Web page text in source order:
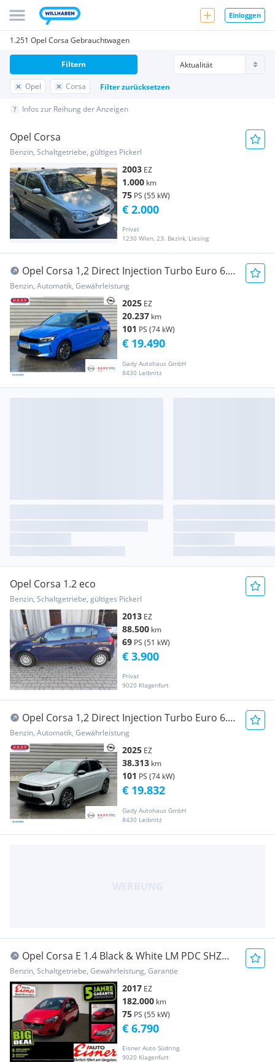
Einloggen
1.251 Opel Corsa Gebrauchtwagen
Opel Corsa Filter zurücksetzen
Filtern
Infos zur Reihung der Anzeigen
Opel Corsa
Benzin, Schaltgetriebe, gültiges Pickerl
2003 EZ
1.000 km
75 PS (55 kW)
Privat
1230 Wien, 23. Bezirk, Liesing
€ 2.000
Opel Corsa 1,2 Direct Injection Turbo Euro 6.4
Corsa...
Benzin, Automatik, Gewährleistung
2025 EZ
20.237 km
101 PS (74 kW)
Gady Autohaus GmbH
8430 Leibnitz
€ 19.490
Opel Corsa 1.2 eco
Benzin, Schaltgetriebe, gültiges Pickerl
2013 EZ
88.500 km
69 PS (51 kW)
Privat
9020 Klagenfurt
€ 3.900
Opel Corsa 1,2 Direct Injection Turbo Euro 6.4
Corsa...
Benzin, Automatik, Gewährleistung
2025 EZ
38.313 km
101 PS (74 kW)
Gady Autohaus GmbH
8430 Leibnitz
€ 19.832
Opel Corsa E 1.4 Black & White LM PDC SHZ
SportS.
Benzin, Schaltgetriebe, Gewährleistung, Garantie
2017 EZ
182.000 km
75 PS (55 kW)
Eisner Auto Südring
9020 Klagenfurt
€ 6.790